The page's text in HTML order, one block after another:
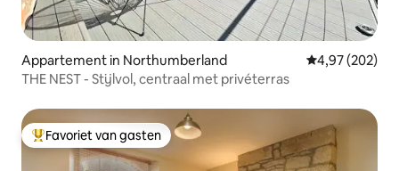
Appartement in Northumberland Gemiddelde
4,97 (202)
THE NEST - Stijlvol, centraal met privéterras
Topfavoriet van gasten
Favoriet van gasten